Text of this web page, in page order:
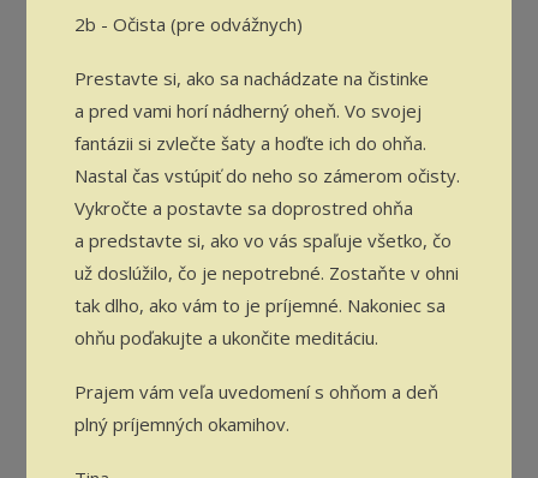
2b - Očista (pre odvážnych)
Prestavte si, ako sa nachádzate na čistinke
a pred vami horí nádherný oheň. Vo svojej
fantázii si zvlečte šaty a hoďte ich do ohňa.
Nastal čas vstúpiť do neho so zámerom očisty.
Vykročte a postavte sa doprostred ohňa
a predstavte si, ako vo vás spaľuje všetko, čo
už doslúžilo, čo je nepotrebné. Zostaňte v ohni
tak dlho, ako vám to je príjemné. Nakoniec sa
ohňu poďakujte a ukončite meditáciu.
Prajem vám veľa uvedomení s ohňom a deň
plný príjemných okamihov.